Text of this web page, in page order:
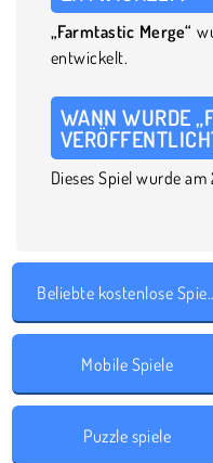
„Farmtastic Merge“
entwickelt.
WANN WURDE
Dieses Spiel wurde
Beliebte
Mobile Spiele
Puzzle spiele